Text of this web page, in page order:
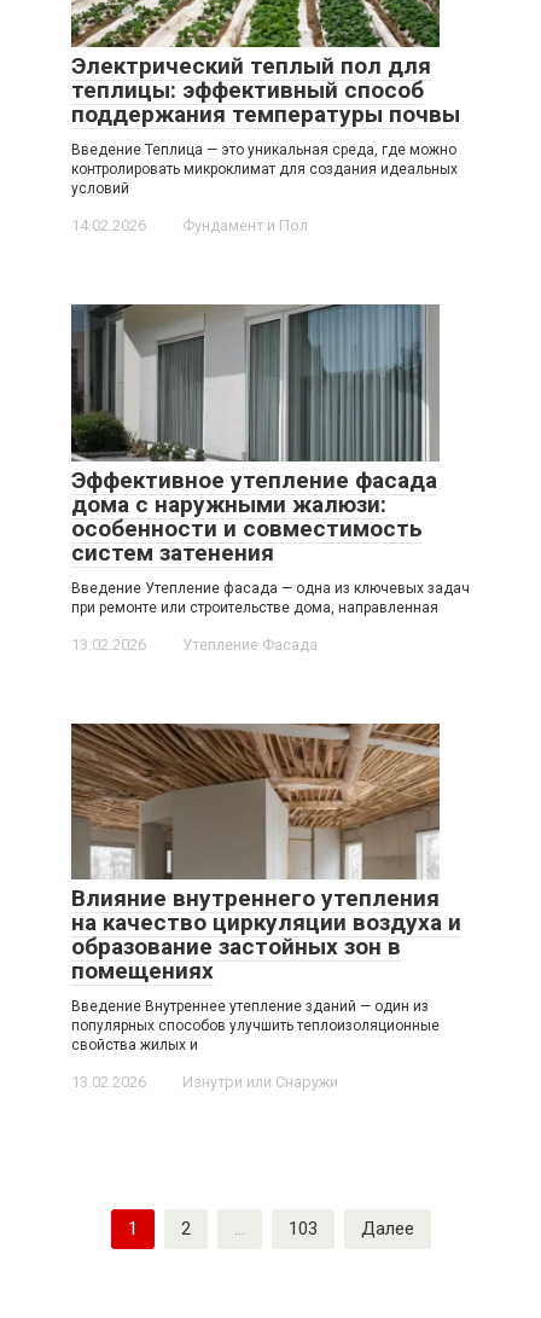
Электрический теплый пол для
теплицы: эффективный способ
поддержания температуры почвы
Введение Теплица — это уникальная среда, где можно
контролировать микроклимат для создания идеальных
условий
14.02.2026 Фундамент и Пол
Эффективное утепление фасада
дома с наружными жалюзи:
особенности и совместимость
систем затенения
Введение Утепление фасада — одна из ключевых задач
при ремонте или строительстве дома, направленная
13.02.2026 Утепление Фасада
Влияние внутреннего утепления
на качество циркуляции воздуха и
образование застойных зон в
помещениях
Введение Внутреннее утепление зданий — один из
популярных способов улучшить теплоизоляционные
свойства жилых и
13.02.2026 Изнутри или Снаружи
1 2 … 103 Далее